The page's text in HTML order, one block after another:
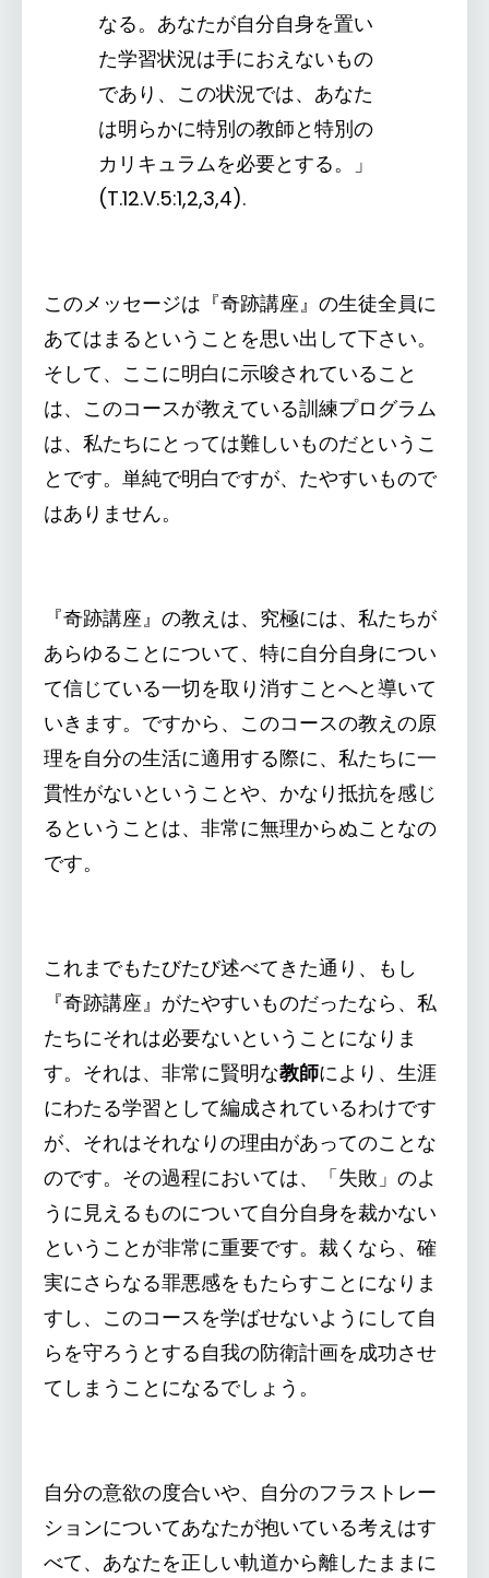
なる。あなたが自分自身を置い
た学習状況は手におえないもの
であり、この状況では、あなた
は明らかに特別の教師と特別の
カリキュラムを必要とする。」
(T.12.V.5:1,2,3,4).
このメッセージは『奇跡講座』の生徒全員に
あてはまるということを思い出して下さい。
そして、ここに明白に示唆されていること
は、このコースが教えている訓練プログラム
は、私たちにとっては難しいものだというこ
とです。単純で明白ですが、たやすいもので
はありません。
『奇跡講座』の教えは、究極には、私たちが
あらゆることについて、特に自分自身につい
て信じている一切を取り消すことへと導いて
いきます。ですから、このコースの教えの原
理を自分の生活に適用する際に、私たちに一
貫性がないということや、かなり抵抗を感じ
るということは、非常に無理からぬことなの
です。
これまでもたびたび述べてきた通り、もし
『奇跡講座』がたやすいものだったなら、私
たちにそれは必要ないということになりま
す。それは、非常に賢明な教師により、生涯
にわたる学習として編成されているわけです
が、それはそれなりの理由があってのことな
のです。その過程においては、「失敗」のよ
うに見えるものについて自分自身を裁かない
ということが非常に重要です。裁くなら、確
実にさらなる罪悪感をもたらすことになりま
すし、このコースを学ばせないようにして自
らを守ろうとする自我の防衛計画を成功させ
てしまうことになるでしょう。
自分の意欲の度合いや、自分のフラストレー
ションについてあなたが抱いている考えはす
べて、あなたを正しい軌道から離したままに